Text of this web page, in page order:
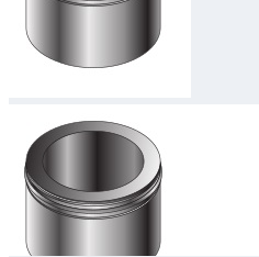
Oplossingen
Academy
Over ons